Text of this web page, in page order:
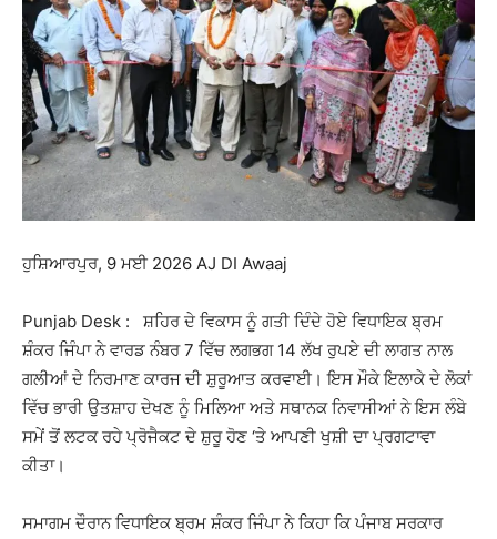
ਹੁਸ਼ਿਆਰਪੁਰ, 9 ਮਈ 2026 AJ DI Awaaj
Punjab Desk : ਸ਼ਹਿਰ ਦੇ ਵਿਕਾਸ ਨੂੰ ਗਤੀ ਦਿੰਦੇ ਹੋਏ ਵਿਧਾਇਕ ਬ੍ਰਮ
ਸ਼ੰਕਰ ਜਿੰਪਾ ਨੇ ਵਾਰਡ ਨੰਬਰ 7 ਵਿੱਚ ਲਗਭਗ 14 ਲੱਖ ਰੁਪਏ ਦੀ ਲਾਗਤ ਨਾਲ
ਗਲੀਆਂ ਦੇ ਨਿਰਮਾਣ ਕਾਰਜ ਦੀ ਸ਼ੁਰੂਆਤ ਕਰਵਾਈ। ਇਸ ਮੌਕੇ ਇਲਾਕੇ ਦੇ ਲੋਕਾਂ
ਵਿੱਚ ਭਾਰੀ ਉਤਸ਼ਾਹ ਦੇਖਣ ਨੂੰ ਮਿਲਿਆ ਅਤੇ ਸਥਾਨਕ ਨਿਵਾਸੀਆਂ ਨੇ ਇਸ ਲੰਬੇ
ਸਮੇਂ ਤੋਂ ਲਟਕ ਰਹੇ ਪ੍ਰੋਜੈਕਟ ਦੇ ਸ਼ੁਰੂ ਹੋਣ ‘ਤੇ ਆਪਣੀ ਖੁਸ਼ੀ ਦਾ ਪ੍ਰਗਟਾਵਾ
ਕੀਤਾ।
ਸਮਾਗਮ ਦੌਰਾਨ ਵਿਧਾਇਕ ਬ੍ਰਮ ਸ਼ੰਕਰ ਜਿੰਪਾ ਨੇ ਕਿਹਾ ਕਿ ਪੰਜਾਬ ਸਰਕਾਰ